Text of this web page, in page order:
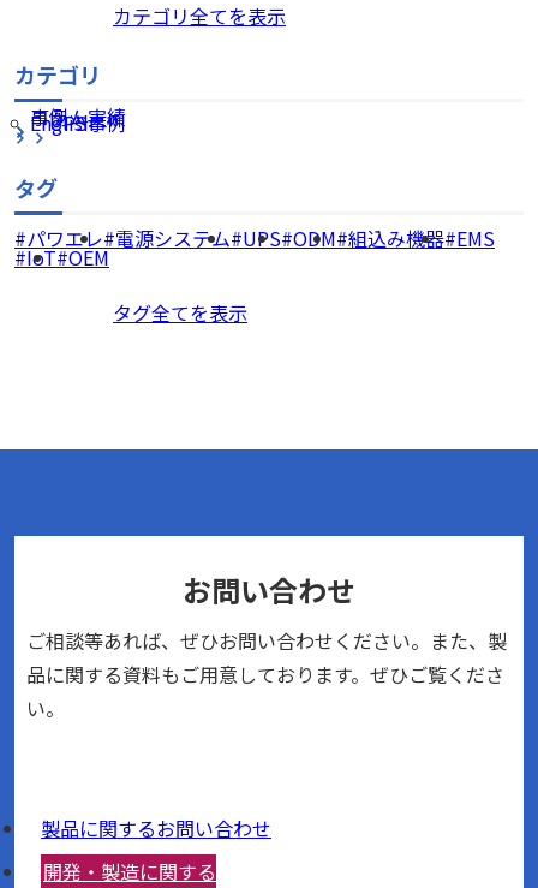
カテゴリ全てを表示
カテゴリ
コラム
事例・実績
UPS事例
English
タグ
パワエレ 電源システム UPS ODM 組込み機器 EMS
IoT OEM
タグ全てを表示
お問い合わせ
ご相談等あれば、ぜひお問い合わせください。また、製
品に関する資料もご用意しております。ぜひご覧くださ
い。
製品に関するお問い合わせ
開発・製造に関する